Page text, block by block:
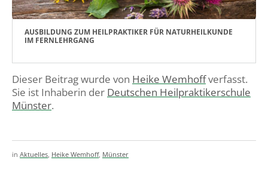
AUSBILDUNG ZUM HEILPRAKTIKER FÜR NATURHEILKUNDE
IM FERNLEHRGANG
Dieser Beitrag wurde von Heike Wemhoffverfasst.
Sie ist Inhaberin der Deutschen Heilpraktikerschule
Münster.
in Aktuelles Heike Wemhoff, Münster